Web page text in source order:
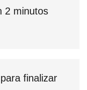
2 minutos
finalizar